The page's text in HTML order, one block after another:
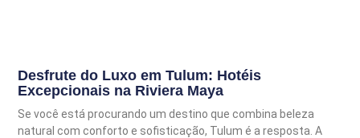
Desfrute do Luxo em Tulum: Hotéis
Excepcionais na Riviera Maya
Se você está procurando um destino que combina beleza
natural com conforto e sofisticação, Tulum é a resposta. A